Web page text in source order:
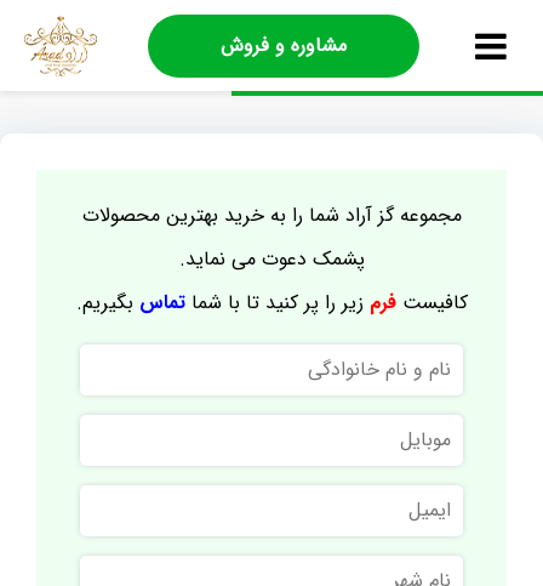
مشاوره و فروش
مجموعه گز آراد شما را به خرید بهترین محصولات
پشمک دعوت می نماید.
کافیستفرم زیر را پر کنید تا با شماتماس بگیریم.
نام
و
نام
خانوادگی
موبایل
ایمیل
نام